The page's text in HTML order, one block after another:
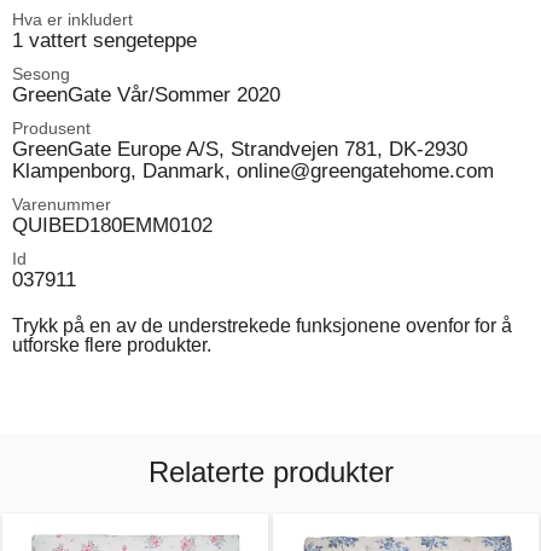
Hva er inkludert
1 vattert sengeteppe
Sesong
GreenGate Vår/Sommer 2020
Produsent
GreenGate Europe A/S, Strandvejen 781, DK-2930
Klampenborg, Danmark, online@greengatehome.com
Varenummer
QUIBED180EMM0102
Id
037911
Trykk på en av de understrekede funksjonene ovenfor for å
utforske flere produkter.
Relaterte produkter